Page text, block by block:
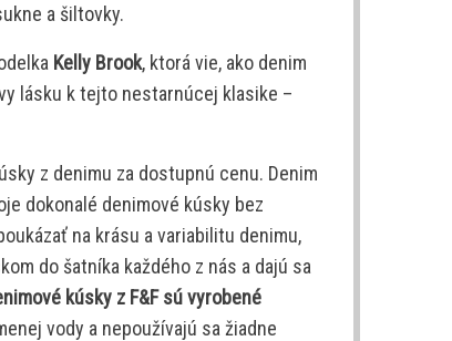
a šiltovky.
Kelly Brook, ktorá vie, ako denim
lásku k tejto nestarnúcej klasike –
z denimu za dostupnú cenu. Denim
dokonalé denimové kúsky bez
na krásu a variabilitu denimu,
do šatníka každého z nás a dajú sa
kúsky z F&F sú vyrobené
vody a nepoužívajú sa žiadne